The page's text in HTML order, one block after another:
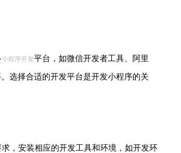
小程序开发平台，如微信开发者工具、阿里
选择合适的开发平台是开发小程序的关
，安装相应的开发工具和环境，如开发环